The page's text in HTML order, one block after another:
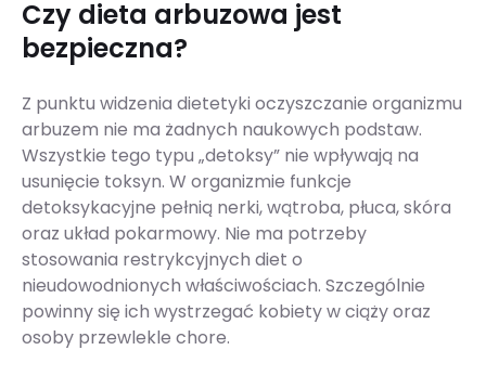
Czy dieta arbuzowa jest
bezpieczna?
Z punktu widzenia dietetyki oczyszczanie organizmu
arbuzem nie ma żadnych naukowych podstaw.
Wszystkie tego typu „detoksy” nie wpływają na
usunięcie toksyn. W organizmie funkcje
detoksykacyjne pełnią nerki, wątroba, płuca, skóra
oraz układ pokarmowy. Nie ma potrzeby
stosowania restrykcyjnych diet o
nieudowodnionych właściwościach. Szczególnie
powinny się ich wystrzegać kobiety w ciąży oraz
osoby przewlekle chore.